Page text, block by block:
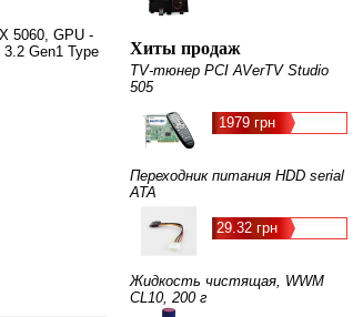
5060, GPU -
Gen1 Type
Хиты продаж
TV-тюнер PCI AVerTV Studio
505
1979 грн
Переходник питания HDD serial
ATA
29.32 грн
Жидкость чистящая, WWM
CL10, 200 г